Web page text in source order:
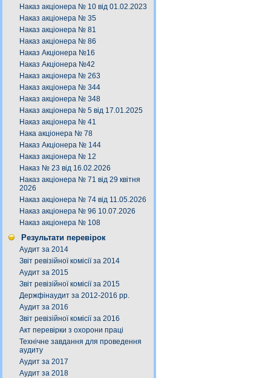
Наказ акціонера № 10 від 01.02.2023
Наказ акціонера № 35
Наказ акціонера № 81
Наказ акціонера № 86
Наказ Акціонера №16
Наказ Акціонера №42
Наказ акціонера № 263
Наказ акціонера № 344
Наказ акціонера № 348
Наказ акціонера № 5 від 17.01.2025
Наказ акціонера № 41
Нака акціонера № 78
Наказ Акціонера № 144
Наказ акціонера № 12
Наказ № 23 від 16.02.2026
Наказ акціонера № 71 від 29 квітня
2026
Наказ акціонера № 74 від 11.05.2026
Наказ акціонера № 96 10.07.2026
Наказ акціонера № 108
Результати перевірок
Аудит за 2014
Звіт ревізійної комісії за 2014
Аудит за 2015
Звіт ревізійної комісії за 2015
Держфінаудит за 2012-2016 рр.
Аудит за 2016
Звіт ревізійної комісії за 2016
Акт перевірки з охорони праці
Технічне завдання для проведення
аудиту
Аудит за 2017
Аудит за 2018